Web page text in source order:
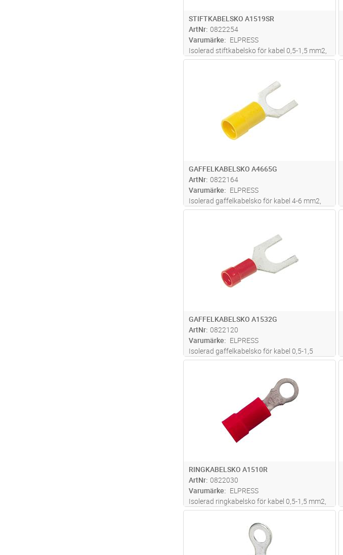
STIFTKABELSKO A1519SR
ArtNr 0822254
Varumärke
ELPRESS
Isolerad stiftkabelsko för kabel 0,5-1,5 mm2,
av material Cu, förtent, plast PC. Används
GAFFELKABELSKO A4665G
ArtNr 0822164
Varumärke
ELPRESS
Isolerad gaffelkabelsko för kabel 4-6 mm2,
av material Cu, förtent, plast PC. Används
GAFFELKABELSKO A1532G
ArtNr 0822120
Varumärke
ELPRESS
Isolerad gaffelkabelsko för kabel 0,5-1,5
mm2, av material Cu, förtent, plast PC.
RINGKABELSKO A1510R
ArtNr 0822030
Varumärke
ELPRESS
Isolerad ringkabelsko för kabel 0,5-1,5 mm2,
av material Cu, förtent, plast PC. Används
med certifierade verktyget GSA0760
Lägg i kundvagn